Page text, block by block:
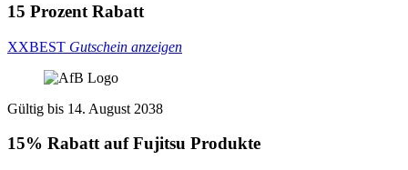
15 Prozent Rabatt
XXBEST Gutschein anzeigen
Gültig bis 14. August 2038
15% Rabatt auf Fujitsu Produkte